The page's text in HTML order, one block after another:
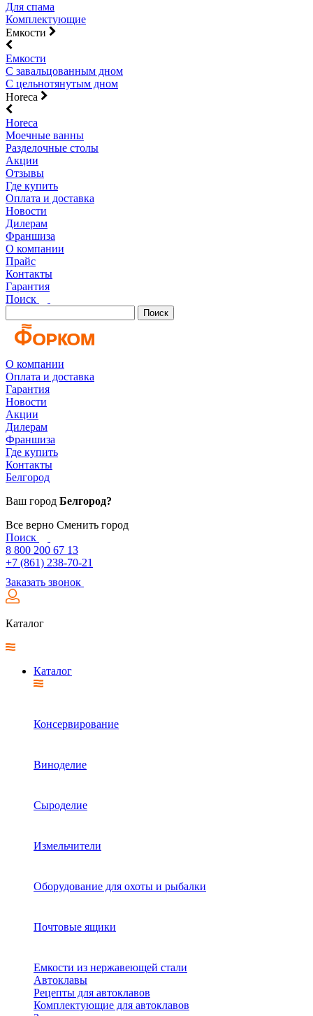
Для спама
Комплектующие
Емкости
Емкости
С завальцованным дном
С цельнотянутым дном
Horeca
Horeca
Моечные ванны
Разделочные столы
Акции
Отзывы
Где купить
Оплата и доставка
Новости
Дилерам
Франшиза
О компании
Прайс
Контакты
Гарантия
Поиск
Поиск
О компании
Оплата и доставка
Гарантия
Новости
Акции
Дилерам
Франшиза
Где купить
Контакты
Белгород
Ваш город Белгород?
Все верно Сменить город
Поиск
8 800 200 67 13
+7 (861) 238-70-21
Заказать звонок
Каталог
Каталог
Консервирование
Виноделие
Сыроделие
Измельчители
Оборудование для охоты и рыбалки
Почтовые ящики
Емкости из нержавеющей стали
Автоклавы
Рецепты для автоклавов
Комплектующие для автоклавов